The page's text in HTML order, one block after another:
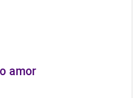
amor